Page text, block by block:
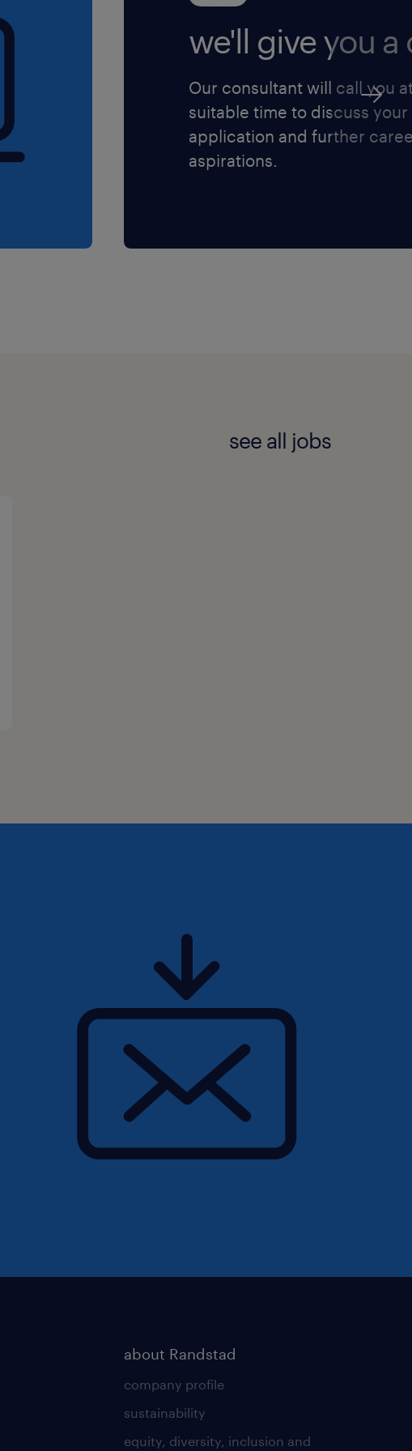
we'll give you a
Our consultant will call you
suitable time to discuss your
application and further
aspirations.
see all jobs
about Randstad
company profile
sustainability
equity, diversity, inclusion and